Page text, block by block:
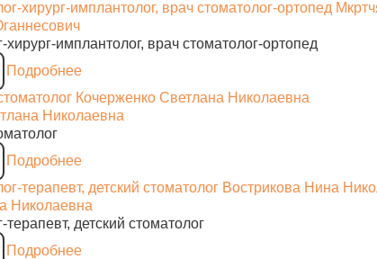
хирург-имплантолог, врач стоматолог-ортопед
Подробнее
Николаевна
Подробнее
Николаевна
терапевт, детский стоматолог
Подробнее